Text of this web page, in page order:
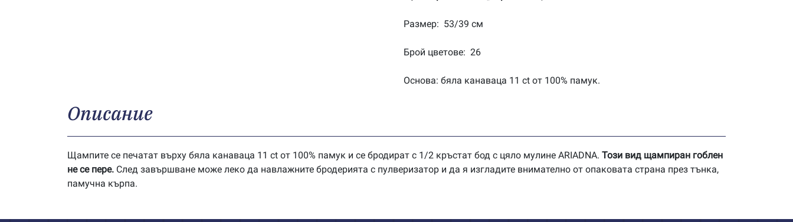
щампа
Размер: 53/39 см
Брой цветове: 26
Основа: бяла канаваца 11 ct от 100% памук.
Описание
Щампите се печатат върху бяла канаваца 11 ct от 100% памук и се бродират с 1/2 кръстат бод с цяло мулине ARIADNA. Този вид щампиран гоблен
не се пере. След завършване може леко да навлажните бродерията с пулверизатор и да я изгладите внимателно от опаковата страна през тънка,
памучна кърпа.